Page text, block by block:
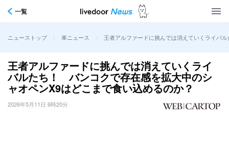
一覧
ニューストップ > 車ニュース > 王者アルファードに挑んでは消えていくライバ
王者アルファードに挑んでは消えていくライ
バルたち！ バンコクで存在感を拡大中のシ
ャオペンX9はどこまで食い込めるのか？
2026年5月11日 6時20分